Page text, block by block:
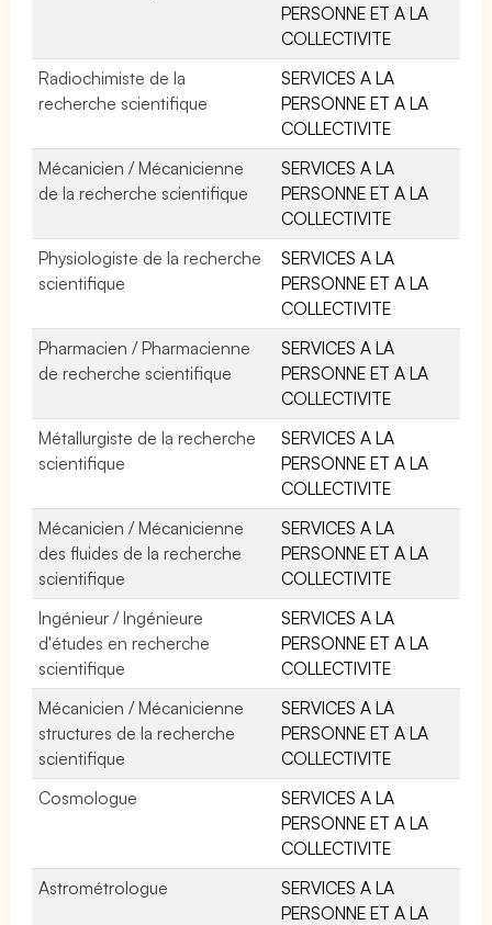
PERSONNE ET A LA
COLLECTIVITE
Radiochimiste de la
recherche scientifique
SERVICES A LA
PERSONNE ET A LA
COLLECTIVITE
Mécanicien / Mécanicienne
de la recherche scientifique
SERVICES A LA
PERSONNE ET A LA
COLLECTIVITE
Physiologiste de la recherche
scientifique
SERVICES A LA
PERSONNE ET A LA
COLLECTIVITE
Pharmacien / Pharmacienne
de recherche scientifique
SERVICES A LA
PERSONNE ET A LA
COLLECTIVITE
Métallurgiste de la recherche
scientifique
SERVICES A LA
PERSONNE ET A LA
COLLECTIVITE
Mécanicien / Mécanicienne
des fluides de la recherche
scientifique
SERVICES A LA
PERSONNE ET A LA
COLLECTIVITE
Ingénieur / Ingénieure
d'études en recherche
scientifique
SERVICES A LA
PERSONNE ET A LA
COLLECTIVITE
Mécanicien / Mécanicienne
structures de la recherche
scientifique
SERVICES A LA
PERSONNE ET A LA
COLLECTIVITE
Cosmologue
SERVICES A LA
PERSONNE ET A LA
COLLECTIVITE
Astrométrologue
SERVICES A LA
PERSONNE ET A LA